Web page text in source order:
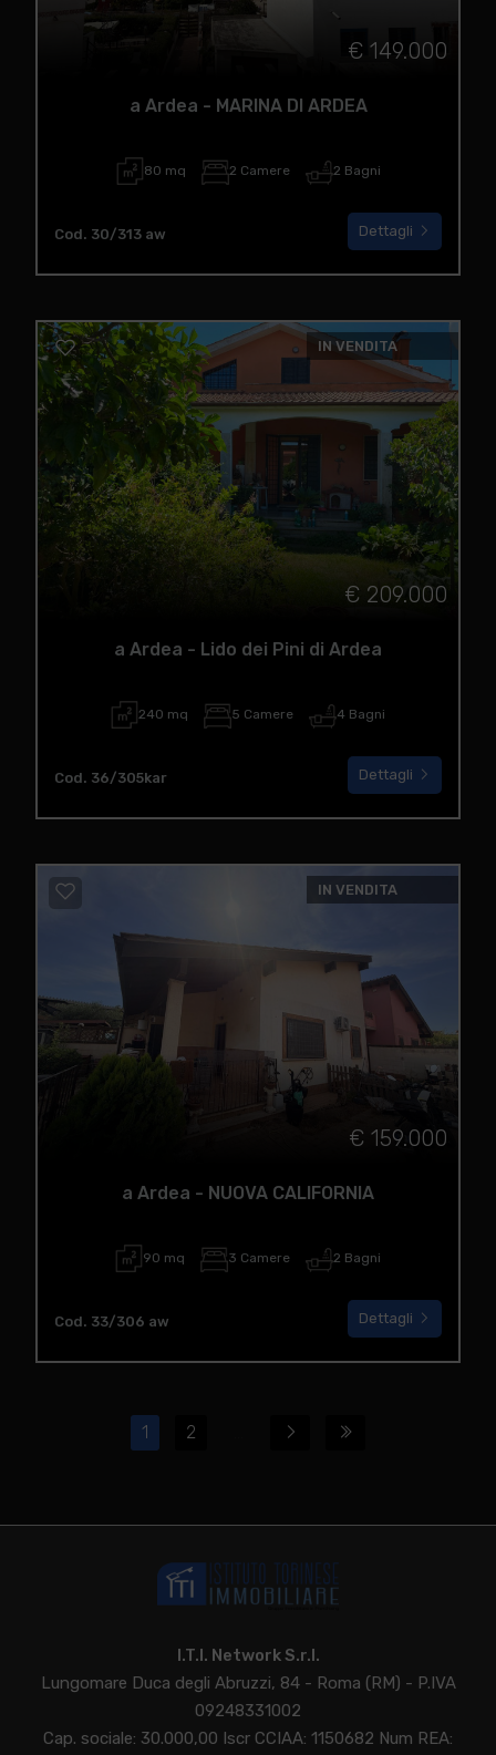
€ 149.000
a Ardea - MARINA DI ARDEA
80 mq 2 Camere 2 Bagni
Cod. 30/313 aw Dettagli
IN VENDITA
€ 209.000
a Ardea - Lido dei Pini di Ardea
240 mq 5 Camere 4 Bagni
Cod. 36/305kar Dettagli
IN VENDITA
€ 159.000
a Ardea - NUOVA CALIFORNIA
90 mq 3 Camere 2 Bagni
Cod. 33/306 aw Dettagli
1 2
I.T.I. Network S.r.l.
Lungomare Duca degli Abruzzi, 84 - Roma (RM) - P.IVA
09248331002
Cap. sociale: 30.000,00 Iscr CCIAA: 1150682 Num REA: